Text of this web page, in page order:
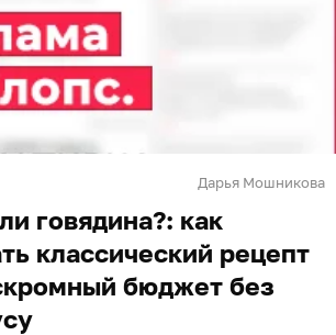
Дарья Мошникова
говядина?: как
классический рецепт
бюджет без